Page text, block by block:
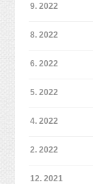
9. 2022
8. 2022
6. 2022
5. 2022
4. 2022
2. 2022
12. 2021